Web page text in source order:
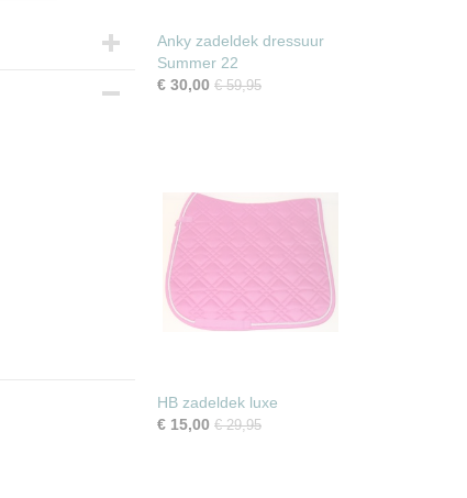
Anky zadeldek dressuur
Summer 22
€ 30,00 € 59,95
HB zadeldek luxe
€ 15,00 € 29,95